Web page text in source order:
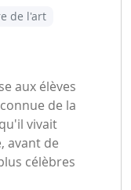
de l'art
aux élèves
de la
vivait
avant de
célèbres